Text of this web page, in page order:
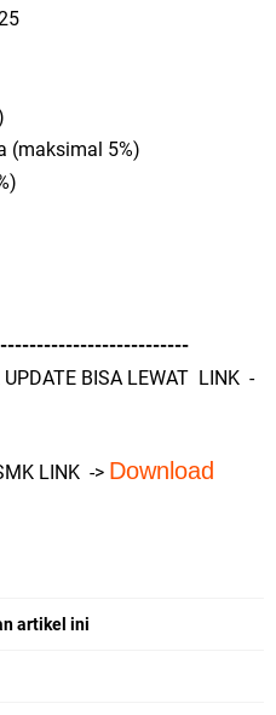
(maksimal 5%)
UPDATE BISA LEWAT LINK -
LINK -> Download
artikel ini